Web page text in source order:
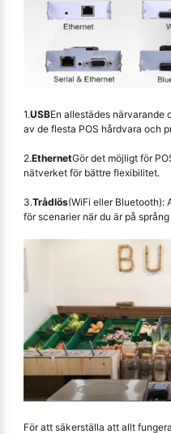
1.USBEn allestädes närvarande
av de flesta POS hårdvara och
2.EthernetGör det möjligt för
nätverket för bättre flexibilitet.
3.Trådlös(WiFi eller
för scenarier när du är på
För att säkerställa att allt